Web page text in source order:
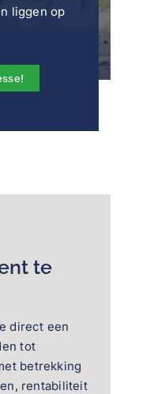
liggen op
te
direct een
tot
betrekking
rentabiliteit